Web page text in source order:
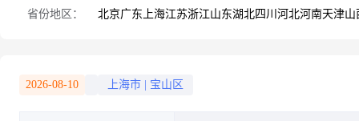
省份地区： 北京广东 上海江苏浙江山东湖北四川 河北河南天津山
2026-08-10 上海市 宝山区